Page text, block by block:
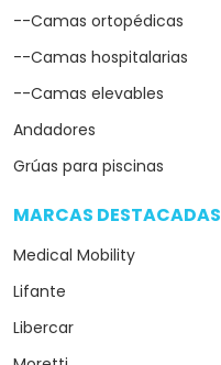
--Camas ortopédicas
--Camas hospitalarias
--Camas elevables
Andadores
Grúas para piscinas
MARCAS DESTACADAS
Medical Mobility
Lifante
Libercar